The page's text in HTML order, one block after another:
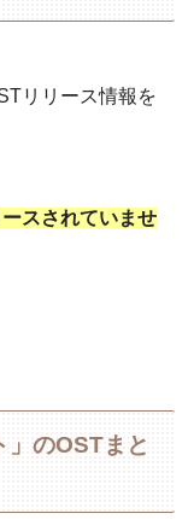
リリース情報を
スされていませ
」のOSTまと